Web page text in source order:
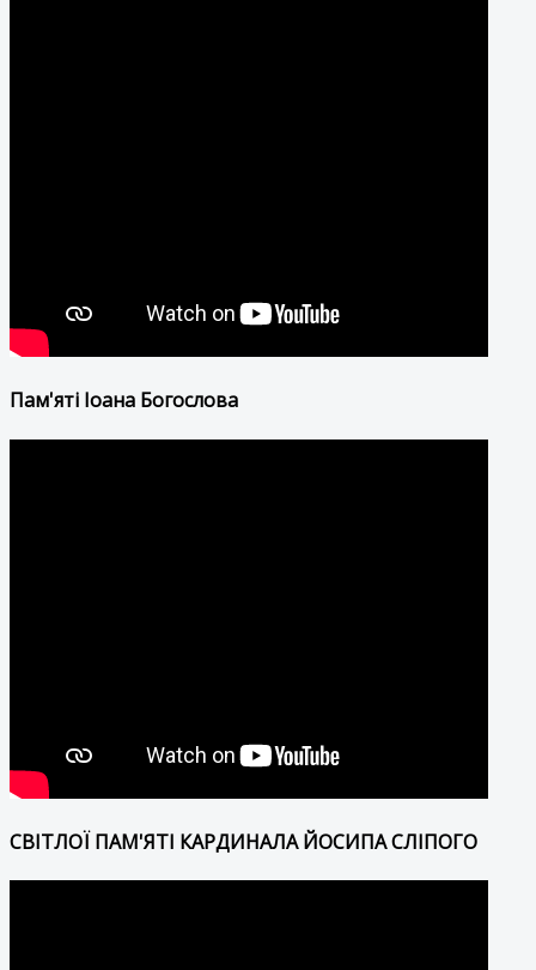
Пам'яті Іоана Богослова
СВІТЛОЇ ПАМ'ЯТІ КАРДИНАЛА ЙОСИПА СЛІПОГО